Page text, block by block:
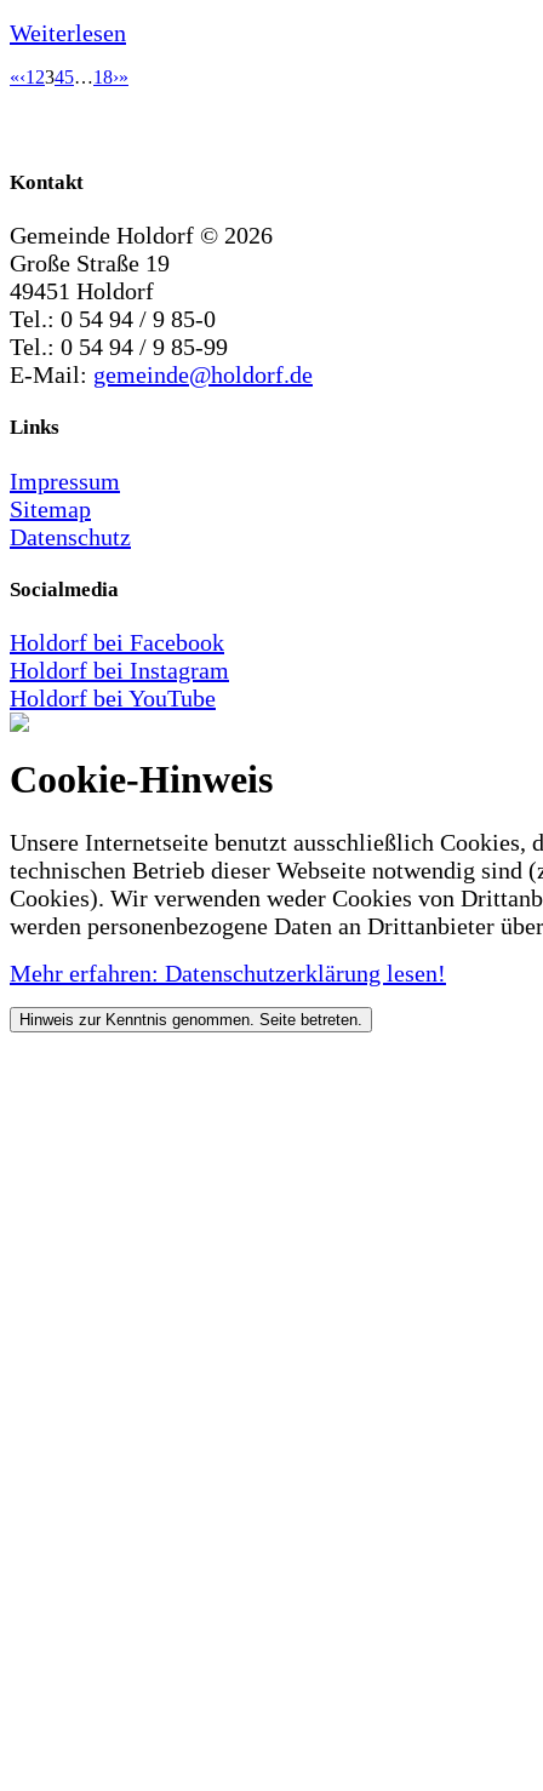
Weiterlesen
«‹1 2345…18›»
Kontakt
Gemeinde Holdorf © 2026
Große Straße 19
49451 Holdorf
Tel.: 0 54 94 / 9 85-0
Tel.: 0 54 94 / 9 85-99
E-Mail: gemeinde@holdorf.de
Links
Impressum
Sitemap
Datenschutz
Socialmedia
Holdorf bei Facebook
Holdorf bei Instagram
Holdorf bei YouTube
Cookie-Hinweis
Unsere Internetseite benutzt ausschließlich Cookies,
technischen Betrieb dieser Webseite notwendig sind
Cookies). Wir verwenden weder Cookies von
werden personenbezogene Daten an Drittanbieter
Mehr erfahren: Datenschutzerklärung lesen!
Hinweis zur Kenntnis genommen. Seite betreten.